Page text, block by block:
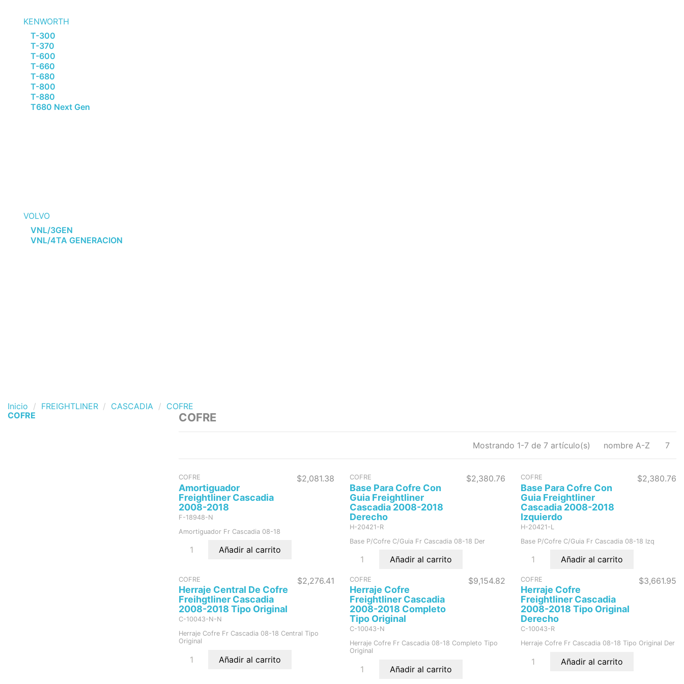
KENWORTH
T-300
T-370
T-600
T-660
T-680
T-800
T-880
T680 Next Gen
VOLVO
VNL/3GEN
VNL/4TA GENERACION
Inicio FREIGHTLINER CASCADIA COFRE
COFRE
Mostrando 1-7 de 7 artículo(s) nombre A-Z 7
COFRE
Amortiguador
Freightliner Cascadia
2008-2018
F-18948-N
$2,081.38
Amortiguador Fr Cascadia 08-18
Añadir al carrito
COFRE
Base Para Cofre Con
Guia Freightliner
Cascadia 2008-2018
Derecho
H-20421-R
$2,380.76
Base P/Cofre C/Guia Fr Cascadia 08-18 Der
Añadir al carrito
COFRE
Base Para Cofre Con
Guia Freightliner
Cascadia 2008-2018
Izquierdo
H-20421-L
$2,380.76
Base P/Cofre C/Guia Fr Cascadia 08-18 Izq
Añadir al carrito
COFRE
Herraje Central De Cofre
Freihgtliner Cascadia
2008-2018 Tipo Original
C-10043-N-N
$2,276.41
Herraje Cofre Fr Cascadia 08-18 Central Tipo
Original
Añadir al carrito
COFRE
Herraje Cofre
Freightliner Cascadia
2008-2018 Completo
Tipo Original
C-10043-N
$9,154.82
Herraje Cofre Fr Cascadia 08-18 Completo Tipo
Original
Añadir al carrito
COFRE
Herraje Cofre
Freightliner Cascadia
2008-2018 Tipo Original
Derecho
C-10043-R
$3,661.95
Herraje Cofre Fr Cascadia 08-18 Tipo Original Der
Añadir al carrito
COFRE